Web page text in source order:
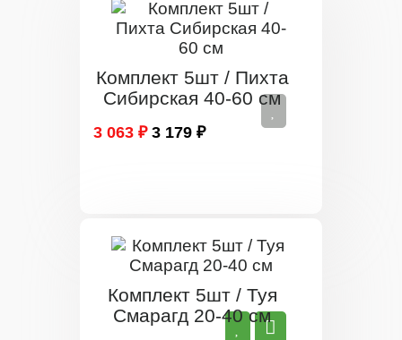
Комплект 5шт / Пихта
Сибирская 40-60 см
3 063 ₽ 3 179 ₽
Комплект 5шт / Туя
Смарагд 20-40 см